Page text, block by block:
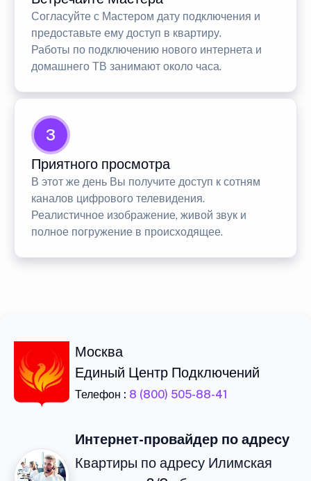
Согласуйте с Мастером дату подключения и
предоставьте ему доступ в квартиру.
Работы по подключению нового интернета и
домашнего ТВ занимают около часа.
3
Приятного просмотра
В этот же день Вы получите доступ к сотням
каналов цифрового телевидения.
Реалистичное изображение, живой звук и
полное погружение в происходящее.
Москва
Единый Центр Подключений
Телефон : 8 (800) 505-88-41
Интернет-провайдер по адресу
Квартиры по адресу Илимская